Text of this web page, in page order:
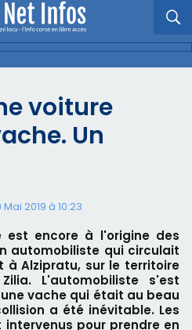
voiture
Un
2019 à 10:23
est encore à l'origine des
automobiliste qui circulait
à Alzipratu, sur le territoire
L'automobiliste s'est
vache qui était au beau
a été inévitable. Les
pour prendre en